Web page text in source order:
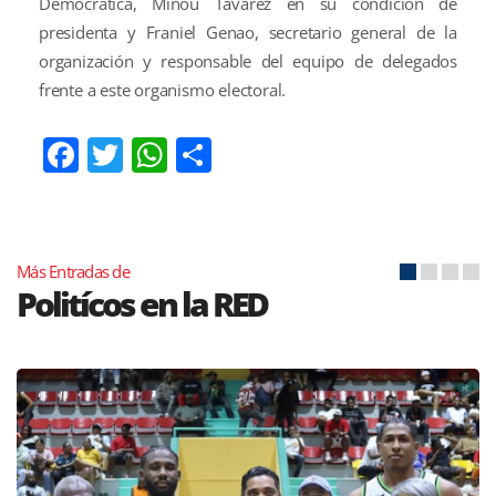
presidenta y Franiel Genao, secretario general de la
organización y responsable del equipo de delegados
frente a este organismo electoral.
Facebook
TwitterWhatsApp
Más Entradas de
Politícos en la RED